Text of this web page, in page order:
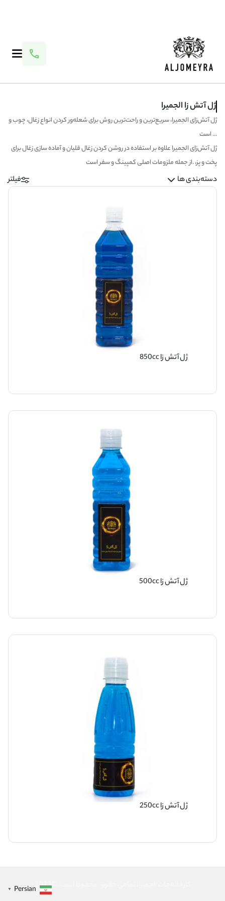
ژل آتش زا الجمیرا
ژل آتش‌زای الجمیرا، سریع‌ترین و راحت‌ترین روش برای شعله‌ور کردن انواع زغال، چوب و
... است
ژل آتش‌زای الجمیرا علاوه بر استفاده در روشن کردن زغال قلیان و آماده سازی زغال برای
پخت و پز، .از جمله ملزومات اصلی کمپینگ و سفر است
دسته‌بندی ها فیلتر
ژل آتش زا 850cc
ژل آتش زا 500cc
ژل آتش زا 250cc
کارخانه‌جات الجمیرا، تمامی حقوق محفوظ است. ©2023 Persian
▼